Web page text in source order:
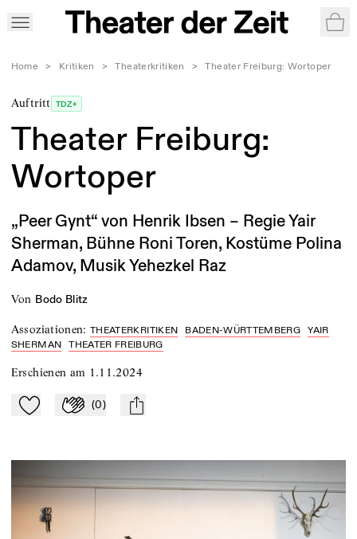
Home > Kritiken > Theaterkritiken > Theater Freiburg: Wortoper
Auftritt TDZ+
Theater Freiburg:
Wortoper
„Peer Gynt“ von Henrik Ibsen – Regie Yair
Sherman, Bühne Roni Toren, Kostüme Polina
Adamov, Musik Yehezkel Raz
von Bodo Blitz
Assoziationen:THEATERKRITIKEN BADEN-WÜRTTEMBERG
YAIR
SHERMAN
THEATER FREIBURG
Erschienen am 1.11.2024
Zu Mein-TdZ hinzufügen
Applaudieren
(0) mail